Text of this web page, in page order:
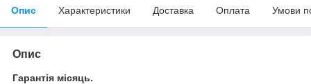
Опис Характеристики Доставка Оплата Умови
Опис
Гарантія місяць.